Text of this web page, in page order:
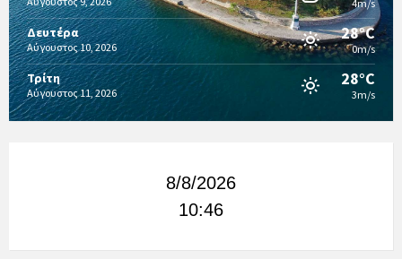
4m/s
Δευτέρα
Αύγουστος 10, 2026
28°C
0m/s
Τρίτη
Αύγουστος 11, 2026
28°C
3m/s
8/8/2026
10:46